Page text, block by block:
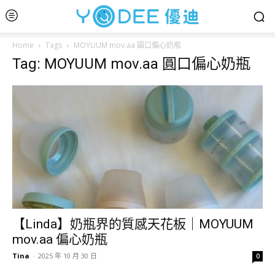
Home Tags MOYUUM mov.aa 圓口偏心奶瓶
Tag: MOYUUM mov.aa 圓口偏心奶瓶
【Linda】奶瓶界的質感天花板｜MOYUUM
mov.aa 偏心奶瓶
Tina - 2025 年 10 月 30 日 0